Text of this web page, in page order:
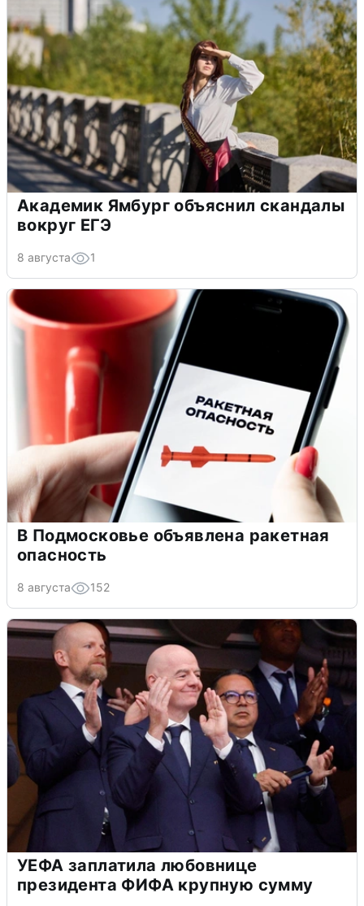
Академик Ямбург объяснил скандалы
вокруг ЕГЭ
8 августа 1
В Подмосковье объявлена ракетная
опасность
8 августа 152
УЕФА заплатила любовнице
президента ФИФА крупную сумму